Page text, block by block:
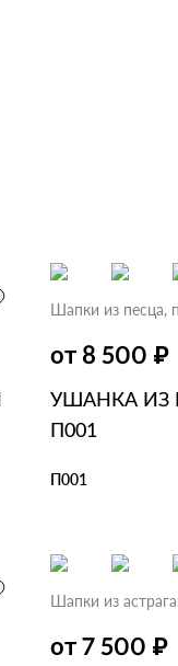
Шапки из песца,
от 8 500 ₽
УШАНКА ИЗ
П001
П001
Шапки из
от 7 500 ₽